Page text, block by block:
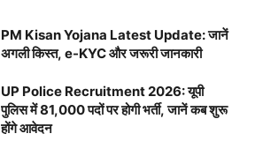
PM Kisan Yojana Latest Update: जानें
अगली किस्त, e-KYC और जरूरी जानकारी
UP Police Recruitment 2026: यूपी
पुलिस में 81,000 पदों पर होगी भर्ती, जानें कब शुरू
होंगे आवेदन